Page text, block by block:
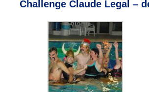
Challenge Claude Legal –